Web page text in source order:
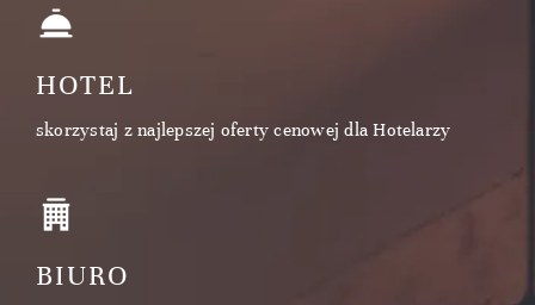
HOTEL
skorzystaj z najlepszej oferty cenowej dla Hotelarzy
BIURO